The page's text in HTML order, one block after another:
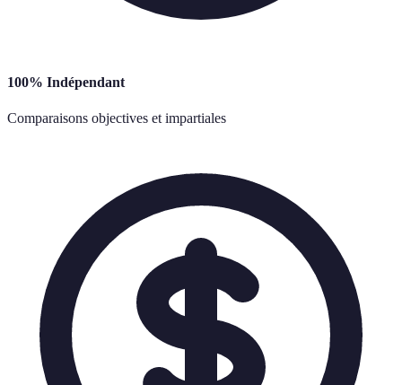
100% Indépendant
Comparaisons objectives et impartiales